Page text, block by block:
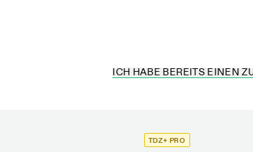
ICH HABE BEREITS EINEN
TDZ+ PRO